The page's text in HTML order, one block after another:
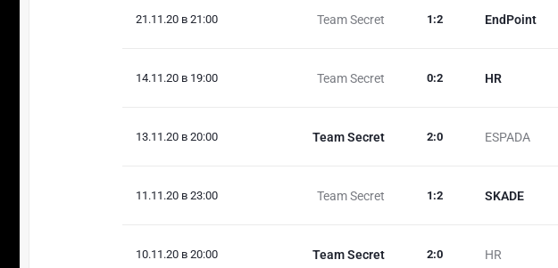
21.11.20 в 21:00 Team Secret EndPoint
1 :2
14.11.20 в 19:00 Team Secret HR
0:2
13.11.20 в 20:00 Team Secret ESPADA
2:0
11.11.20 в 23:00 Team Secret SKADE
1 :2
10.11.20 в 20:00 Team Secret HR
2:0